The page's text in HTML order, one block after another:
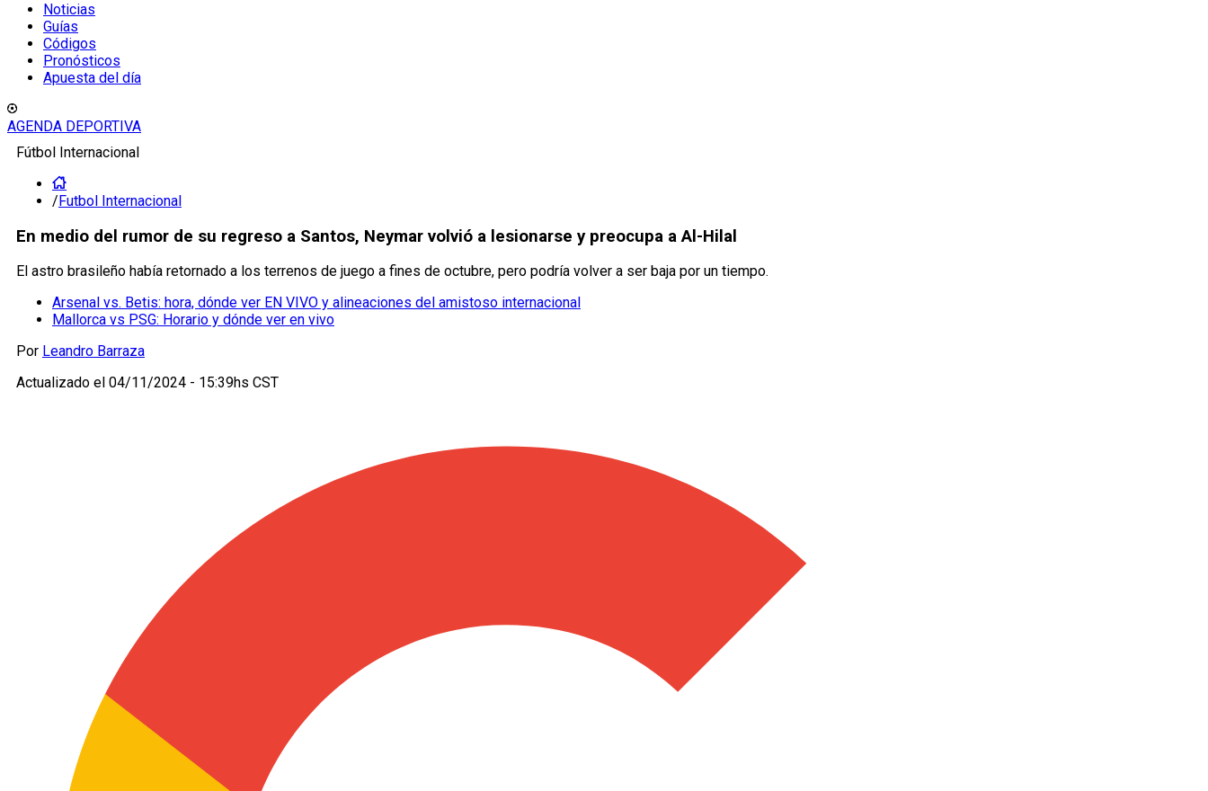
Noticias
Guías
Códigos
Pronósticos
Apuesta del día
AGENDA DEPORTIVA
Fútbol Internacional
/Futbol Internacional
En medio del rumor de su regreso a Santos, Neymar volvió a lesionarse y preocupa a Al-Hilal
El astro brasileño había retornado a los terrenos de juego a fines de octubre, pero podría volver a ser baja por un tiempo.
Arsenal vs. Betis: hora, dónde ver EN VIVO y alineaciones del amistoso internacional
Mallorca vs PSG: Horario y dónde ver en vivo
Por Leandro Barraza
Actualizado el 04/11/2024 - 15:39hs CST